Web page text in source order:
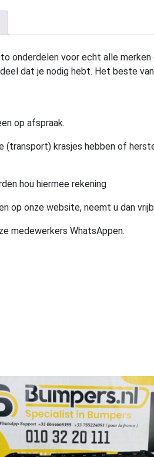
onderdelen voor echt alle
dat je nodig hebt. Het beste
op afspraak.
(transport) krasjes hebben of
hou hiermee rekening
op onze website, neemt u dan
medewerkers WhatsAppen.